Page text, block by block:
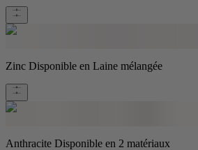
Zinc Disponible en Laine mélangée
Anthracite Disponible en 2 matériaux